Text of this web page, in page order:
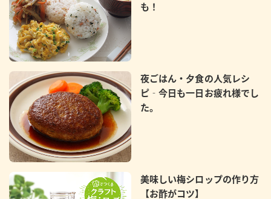
も！
夜ごはん・夕食の人気レシ
ピ‐今日も一日お疲れ様でし
た。
美味しい梅シロップの作り方
【お酢がコツ】